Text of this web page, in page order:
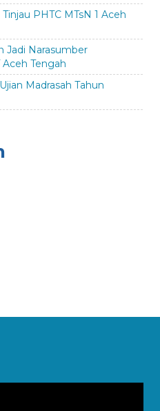
PHTC MTsN 1 Aceh
Jadi Narasumber
Tengah
Madrasah Tahun